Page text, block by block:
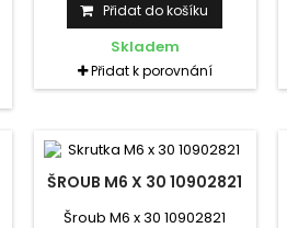
Přidat do košíku
Skladem
Přidat k porovnání
ŠROUB M6 X 30 10902821
Šroub M6 x 30 10902821